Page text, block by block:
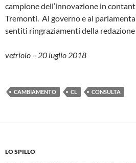
campione dell’innovazione in
Tremonti. Al governo e al
sentiti ringraziamenti della
vetriolo – 20 luglio 2018
CAMBIAMENTO CL CONSULTA
LO SPILLO